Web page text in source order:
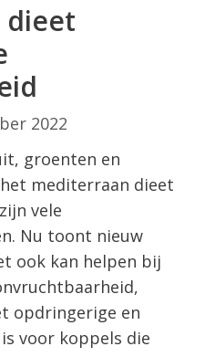
dieet
2022
groenten en
mediterraan dieet
vele
Nu toont nieuw
ook kan helpen bij
opdringerige en
voor koppels die